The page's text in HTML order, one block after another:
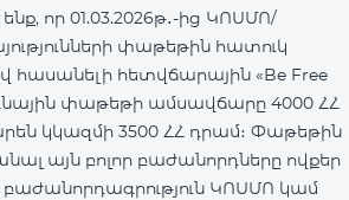
որ 01.03.2026թ․-ից ԿՈՍՄՈ/
փաթեթին հատուկ
հասանելի հետվճարային «Be Free
փաթեթի ամսավճարը 4000 ՀՀ
3500 ՀՀ դրամ։ Փաթեթին
այն բոլոր բաժանորդները ովքեր
բաժանորդագրություն ԿՈՍՄՈ կամ